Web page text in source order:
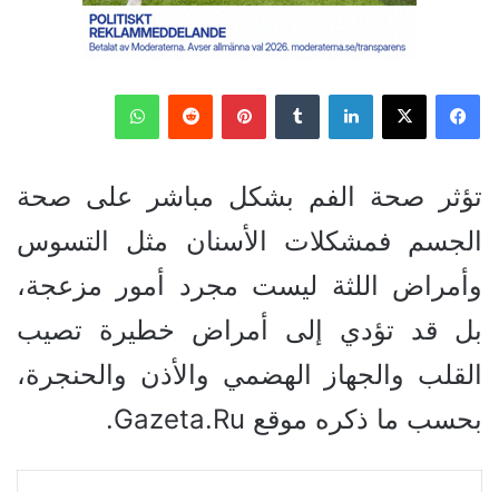
فيسبوك لينكدإن بينتيريست
تؤثر صحة الفم بشكل مباشر على صحة
الجسم فمشكلات الأسنان مثل التسوس
وأمراض اللثة ليست مجرد أمور مزعجة،
بل قد تؤدي إلى أمراض خطيرة تصيب
القلب والجهاز الهضمي والأذن والحنجرة،
بحسب ما ذكره موقع Gazeta.Ru.